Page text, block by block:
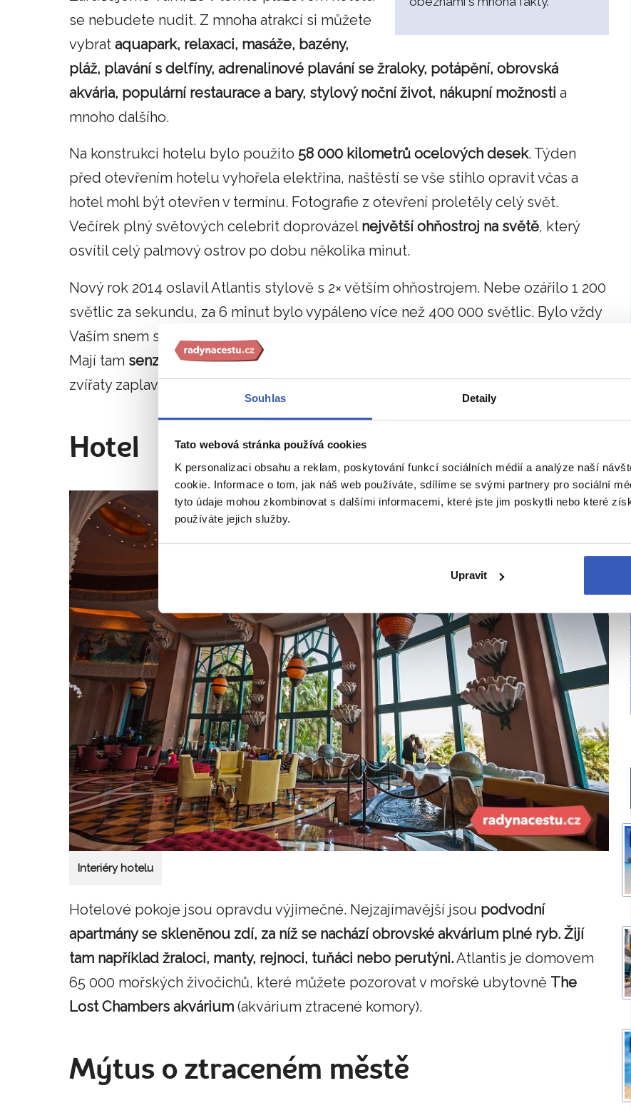
Souhlas Detaily
Tato webová stránka používá cookies
K personalizaci obsahu a reklam, poskytování funkcí sociálních médií a analýze naší
cookie. Informace o tom, jak náš web používáte, sdílíme se svými partnery pro sociální
tyto údaje mohou zkombinovat s dalšími informacemi, které jste jim poskytli nebo které
používáte jejich služby.
Upravit
se nebudete nudit. Z mnoha atrakcí si můžete
vybrat aquapark, relaxaci, masáže, bazény,
pláž, plavání s delfíny, adrenalinové plavání se žraloky, potápění, obrovská
akvária, populární restaurace a bary, stylový noční život, nákupní možnosti a
mnoho dalšího.
Na konstrukci hotelu bylo použito 58 000 kilometrů ocelových desek. Týden
před otevřením hotelu vyhořela elektřina, naštěstí se vše stihlo opravit včas a
hotel mohl být otevřen v termínu. Fotografie z otevření proletěly celý svět.
Večírek plný světových celebrit doprovázel největší ohňostroj na světě, který
osvítil celý palmový ostrov po dobu několika minut.
Nový rok 2014 oslavil Atlantis stylově s 2× větším ohňostrojem. Nebe ozářilo 1 200
světlic za sekundu, za 6 minut bylo vypáleno více než 400 000 světlic. Bylo vždy
Vaším snem si zaplavat s delfíny? V hotelu Atlantis si toto přání můžete splnit.
Mají tam senzační delfíní zátoku
zvířaty zaplavat, políbit je nebo si s nimi hrát.
Hotel
Interiéry hotelu
Hotelové pokoje jsou opravdu výjimečné. Nejzajímavější jsou podvodní
apartmány se skleněnou zdí, za níž se nachází obrovské akvárium plné ryb. Žijí
tam například žraloci, manty, rejnoci, tuňáci nebo perutýni.Atlantis je domovem
65 000 mořských živočichů, které můžete pozorovat v mořské ubytovně The
Lost Chambers akvárium (akvárium ztracené komory).
Mýtus o ztraceném městě